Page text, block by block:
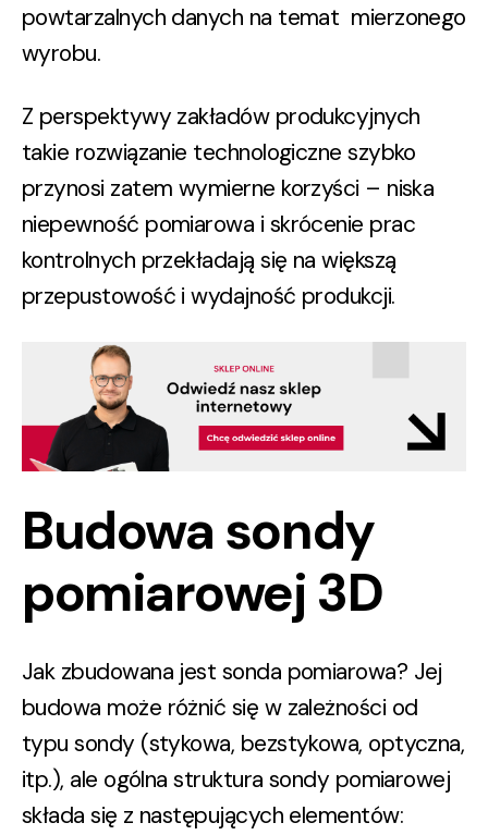
powtarzalnych danych na temat mierzonego
wyrobu.
Z perspektywy zakładów produkcyjnych
takie rozwiązanie technologiczne szybko
przynosi zatem wymierne korzyści – niska
niepewność pomiarowa i skrócenie prac
kontrolnych przekładają się na większą
przepustowość i wydajność produkcji.
Budowa sondy
pomiarowej 3D
Jak zbudowana jest sonda pomiarowa? Jej
budowa może różnić się w zależności od
typu sondy (stykowa, bezstykowa, optyczna,
itp.), ale ogólna struktura sondy pomiarowej
składa się z następujących elementów: